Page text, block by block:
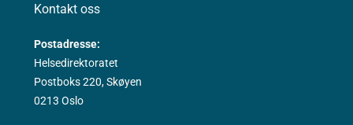
Kontakt oss
Postadresse:
Helsedirektoratet
Postboks 220, Skøyen
0213 Oslo